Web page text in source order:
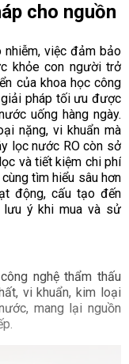
cho nguồn
việc đảm bảo
khỏe con người trở
của khoa học công
pháp tối ưu được
uống hàng ngày.
nặng, vi khuẩn mà
lọc nước RO còn sở
và tiết kiệm chi phí
tìm hiểu sâu hơn
động, cấu tạo đến
lưu ý khi mua và sử
nghệ thẩm thấu
vi khuẩn, kim loại
mang lại nguồn